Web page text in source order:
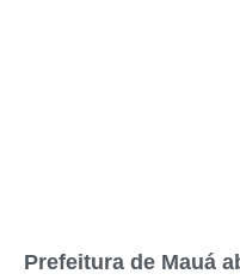
Prefeitura de Mauá